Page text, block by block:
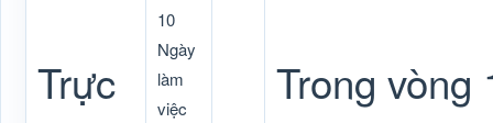
Trực
10
Ngày
làm
việc
Trong vòng